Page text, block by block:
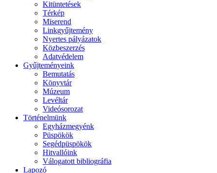
Kitüntetések
Térkép
Miserend
Linkgyűjtemény
Nyertes pályázatok
Közbeszerzés
Adatvédelem
Gyűjteményeink
Bemutatás
Könyvtár
Múzeum
Levéltár
Videósorozat
Történelmünk
Egyházmegyénk
Püspökök
Segédpüspökök
Hitvallóink
Válogatott bibliográfia
Lapozó